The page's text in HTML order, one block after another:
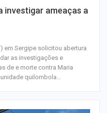
investigar ameaças a
em Sergipe solicitou abertura
as investigações e
de e morte contra Maria
quilombola…